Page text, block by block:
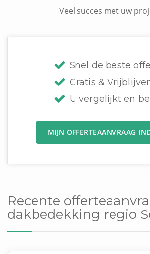
Veel succes met uw
Snel de beste
Gratis &
U vergelijkt en
MIJN OFFERTEAANVRAAG
Recente
dakbedekking regio